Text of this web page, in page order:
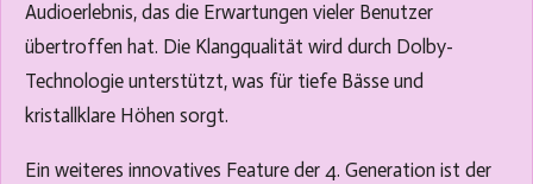
Audioerlebnis, das die Erwartungen vieler Benutzer
übertroffen hat. Die Klangqualität wird durch Dolby-
Technologie unterstützt, was für tiefe Bässe und
kristallklare Höhen sorgt.
Ein weiteres innovatives Feature der 4. Generation ist der